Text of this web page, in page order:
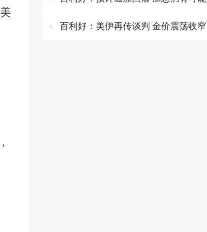
百利好：美伊再传谈判 金价震荡收窄